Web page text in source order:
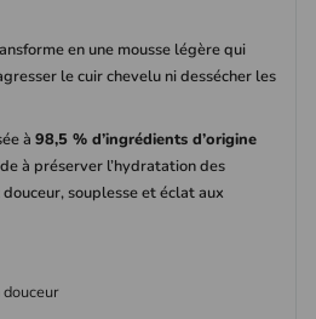
en une mousse légère qui
le cuir chevelu ni dessécher les
à 98,5 % d’ingrédients d’origine
à préserver l’hydratation des
souplesse et éclat aux